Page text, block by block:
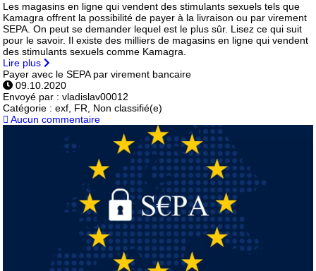
Les magasins en ligne qui vendent des stimulants sexuels tels que
Kamagra offrent la possibilité de payer à la livraison ou par virement
SEPA. On peut se demander lequel est le plus sûr. Lisez ce qui suit
pour le savoir. Il existe des milliers de magasins en ligne qui vendent
des stimulants sexuels comme Kamagra.
Lire plus
Payer avec le SEPA par virement bancaire
09.10.2020
Envoyé par :vladislav00012
Catégorie :exf, FR, Non classifié(e)
Aucun commentaire